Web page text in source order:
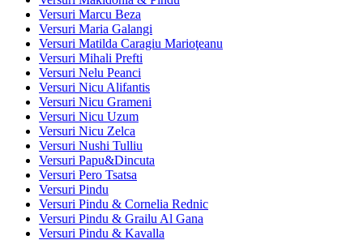
Versuri Marcu Beza
Versuri Maria Galangi
Versuri Matilda Caragiu Marioţeanu
Versuri Mihali Prefti
Versuri Nelu Peanci
Versuri Nicu Alifantis
Versuri Nicu Grameni
Versuri Nicu Uzum
Versuri Nicu Zelca
Versuri Nushi Tulliu
Versuri Papu&Dincuta
Versuri Pero Tsatsa
Versuri Pindu
Versuri Pindu & Cornelia Rednic
Versuri Pindu & Grailu Al Gana
Versuri Pindu & Kavalla